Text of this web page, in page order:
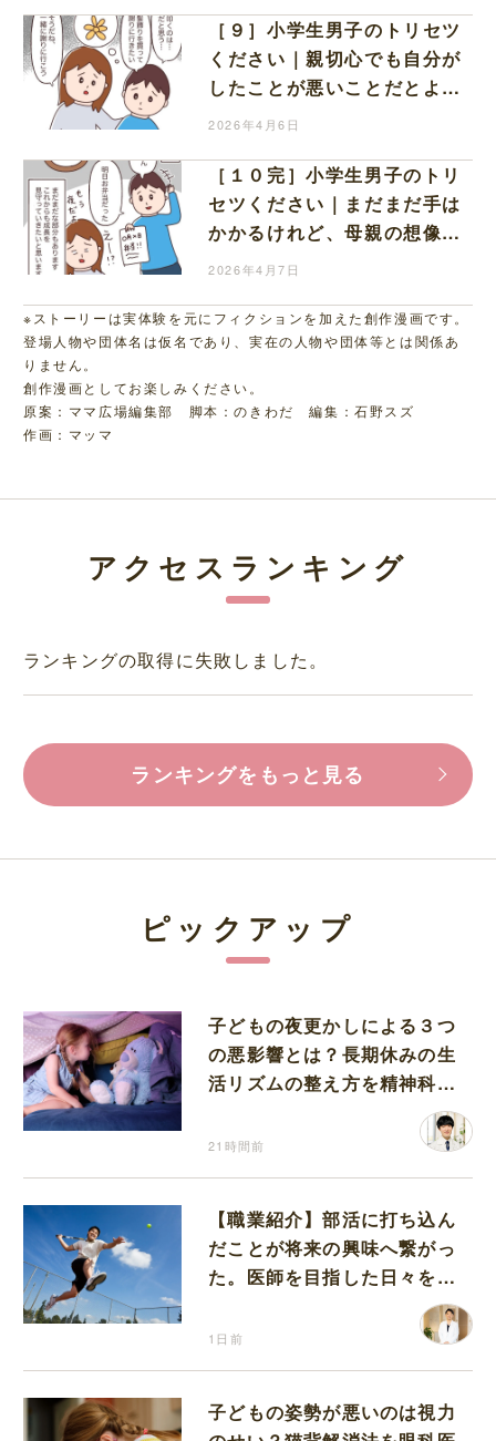
［９］小学生男子のトリセツ
ください｜親切心でも自分が
したことが悪いことだとよう
やく分かった息子
2026年4月6日
［１０完］小学生男子のトリ
セツください｜まだまだ手は
かかるけれど、母親の想像以
上にしっかり育っていた息子
2026年4月7日
※ストーリーは実体験を元にフィクションを加えた創作漫画です。
登場人物や団体名は仮名であり、実在の人物や団体等とは関係あ
りません。
創作漫画としてお楽しみください。
原案：ママ広場編集部 脚本：のきわだ 編集：石野スズ
作画：マッマ
アクセスランキング
ランキングの取得に失敗しました。
ランキングをもっと見る
ピックアップ
子どもの夜更かしによる３つ
の悪影響とは？長期休みの生
活リズムの整え方を精神科医
21時間前
【職業紹介】部活に打ち込ん
だことが将来の興味へ繋がっ
た。医師を目指した日々を振
1日前
子どもの姿勢が悪いのは視力